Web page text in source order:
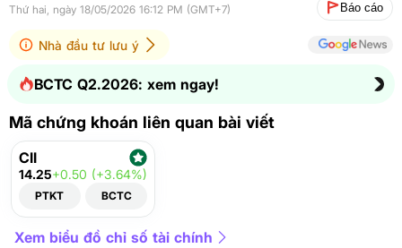
Thứ hai, ngày 18/05/2026 16:12 PM (GMT+7) Báo cáo
Nhà đầu tư lưu ý
BCTC Q2.2026: xem ngay!
Mã chứng khoán liên quan bài viết
CII
14.25+0.50 (+3.64%)
PTKT BCTC
Xem biểu đồ chỉ số tài chính